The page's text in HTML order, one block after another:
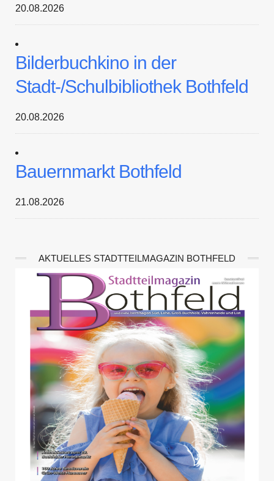
20.08.2026
Bilderbuchkino in der
Stadt-/Schulbibliothek Bothfeld
20.08.2026
Bauernmarkt Bothfeld
21.08.2026
AKTUELLES STADTTEILMAGAZIN BOTHFELD